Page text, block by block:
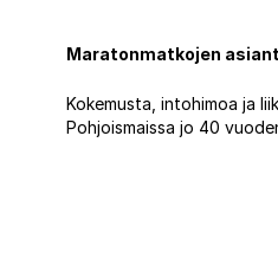
Maratonmatkojen
Kokemusta, intohimoa ja
Pohjoismaissa jo 40